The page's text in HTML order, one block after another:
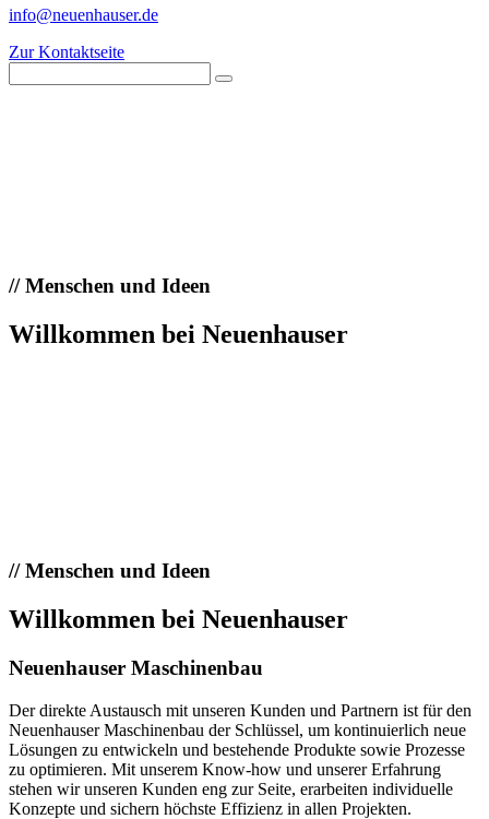
info@neuenhauser.de
Zur Kontaktseite
//Menschen und Ideen
Willkommen bei Neuenhauser
//Menschen und Ideen
Willkommen bei Neuenhauser
Neuenhauser Maschinenbau
Der direkte Austausch mit unseren Kunden und Partnern ist für den
Neuenhauser Maschinenbau der Schlüssel, um kontinuierlich neue
Lösungen zu entwickeln und bestehende Produkte sowie Prozesse
zu optimieren. Mit unserem Know-how und unserer Erfahrung
stehen wir unseren Kunden eng zur Seite, erarbeiten individuelle
Konzepte und sichern höchste Effizienz in allen Projekten.